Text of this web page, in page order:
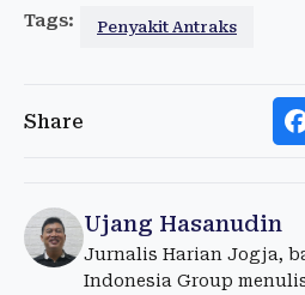
Tags: Penyakit Antraks
Share
Ujang Hasanudin
Jurnalis Harian Jogja,
Indonesia Group